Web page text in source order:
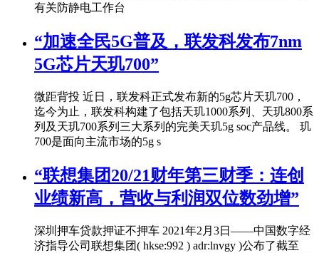
有关防静电工作台
“加速全民5G普及，联发科发布7nm
5G芯片天玑700”
微距背投 近日，联发科正式发布新的5g芯片天玑700，
迄今为止，联发科构建了包括天玑1000系列、天玑800系
列及天玑700系列三大系列的完美天玑5g soc产品线。 玑
700是面向主流市场的5g s
“联想集团20/21财年第三财季：连创
业绩新高，营收与利润双位数劲增”
深圳押车贷款押证不押车 2021年2月3日——中国数字经
济指导公司联想集团( hkse:992 ) adr:lnvgy )公布了截至